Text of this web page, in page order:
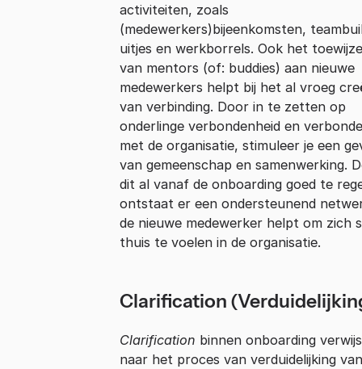
activiteiten, zoals
(medewerkers)bijeenkomsten,
uitjes en werkborrels. Ook het
van mentors (of: buddies) aan nieuwe
medewerkers helpt bij het al vroeg
van verbinding. Door in te zetten op
onderlinge verbondenheid en
met de organisatie, stimuleer je een
van gemeenschap en samenwerking.
dit al vanaf de onboarding goed te
ontstaat er een ondersteunend
de nieuwe medewerker helpt om zich
thuis te voelen in de organisatie.
Clarification
Clarification binnen onboarding
naar het proces van verduidelijking